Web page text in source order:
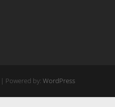
| Powered by: WordPress